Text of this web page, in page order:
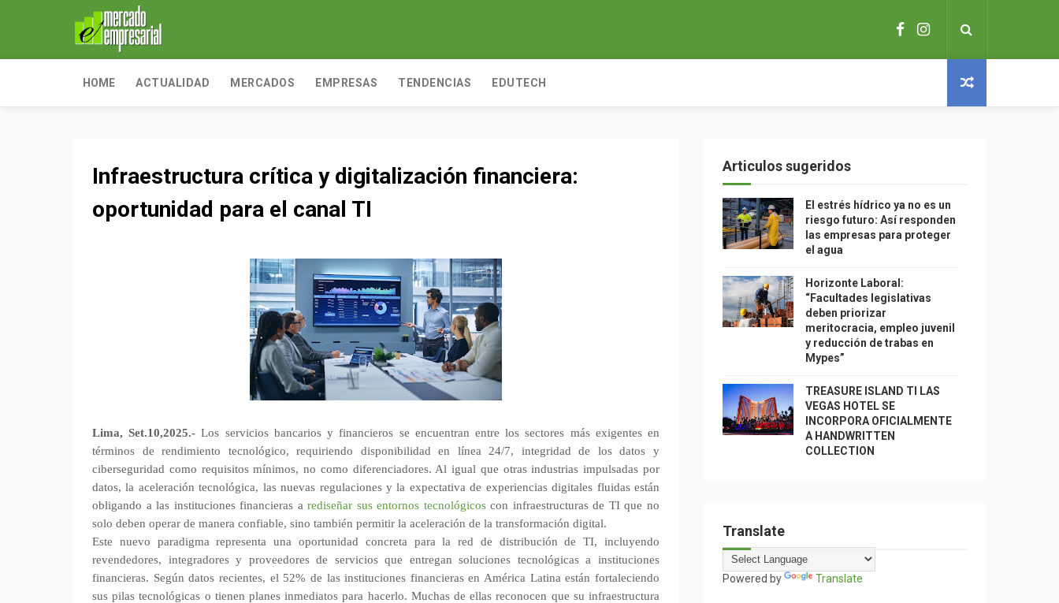
HOME ACTUALIDAD MERCADOS EMPRESAS TENDENCIAS EDUTECH
Infraestructura crítica y digitalización financiera:
oportunidad para el canal TI
Lima, Set.10,2025.- Los servicios bancarios y financieros se encuentran entre los sectores más exigentes en
términos de rendimiento tecnológico, requiriendo disponibilidad en línea 24/7, integridad de los datos y
ciberseguridad como requisitos mínimos, no como diferenciadores. Al igual que otras industrias impulsadas por
datos, la aceleración tecnológica, las nuevas regulaciones y la expectativa de experiencias digitales fluidas están
obligando a las instituciones financieras arediseñar sus entornos tecnológicoscon infraestructuras de TI que no
solo deben operar de manera confiable, sino también permitir la aceleración de la transformación digital.
Este nuevo paradigma representa una oportunidad concreta para la red de distribución de TI, incluyendo
revendedores, integradores y proveedores de servicios que entregan soluciones tecnológicas a instituciones
financieras. Según datos recientes, el 52% de las instituciones financieras en América Latina están fortaleciendo
sus pilas tecnológicas o tienen planes inmediatos para hacerlo. Muchas de ellas reconocen que su infraestructura
Articulos sugeridos
El estrés hídrico ya no es un
riesgo futuro: Así responden
las empresas para proteger
el agua
Horizonte Laboral:
“Facultades legislativas
deben priorizar
meritocracia, empleo juvenil
y reducción de trabas en
Mypes”
TREASURE ISLAND TI LAS
VEGAS HOTEL SE
INCORPORA OFICIALMENTE
A HANDWRITTEN
COLLECTION
Translate
Powered by Translate